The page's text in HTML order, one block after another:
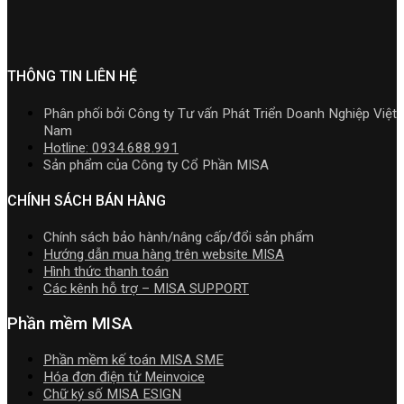
Download
nghiệp
nhất
mới
2026
mềm
R2
cập
5.5.2
THÔNG TIN LIÊN HỆ
Phân phối bởi Công ty Tư vấn Phát Triển Doanh Nghiệp Việt
Nam
Hotline: 0934.688.991
Sản phẩm của Công ty Cổ Phần MISA
CHÍNH SÁCH BÁN HÀNG
Chính sách bảo hành/nâng cấp/đổi sản phẩm
Hướng dẫn mua hàng trên website MISA
Hình thức thanh toán
Các kênh hỗ trợ – MISA SUPPORT
Phần mềm MISA
Phần mềm kế toán MISA SME
Hóa đơn điện tử Meinvoice
Chữ ký số MISA ESIGN